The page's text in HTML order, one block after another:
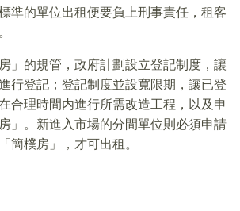
準的單位出租便要負上刑事責任，租客
」的規管，政府計劃設立登記制度，讓
行登記；登記制度並設寬限期，讓已登
合理時間内進行所需改造工程，以及申
」。新進入市場的分間單位則必須申請
簡樸房」，才可出租。